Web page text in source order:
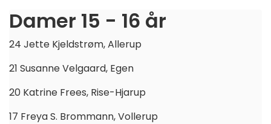
Damer 15 - 16 år
24 Jette Kjeldstrøm, Allerup
21 Susanne Velgaard, Egen
20 Katrine Frees, Rise-Hjarup
17 Freya S. Brommann, Vollerup